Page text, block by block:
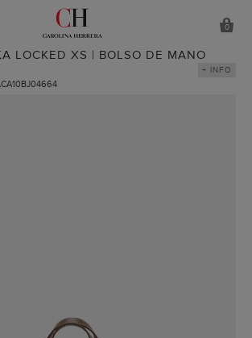
0
LOCKED XS | BOLSO DE MANO
+ INFO